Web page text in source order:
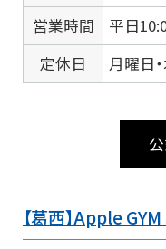
営業時間
平日
定休日
月曜日
【葛西】Apple